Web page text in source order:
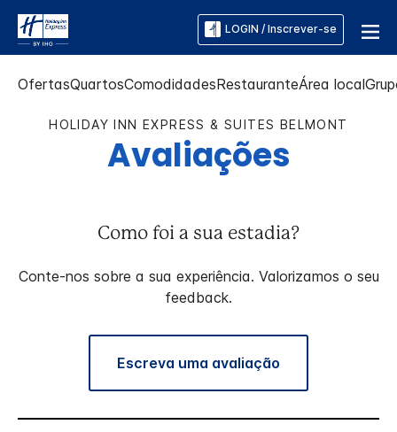
LOGIN / Inscrever-se
OfertasQuartosComodidadesRestauranteÁrea local
HOLIDAY INN EXPRESS & SUITES BELMONT
Avaliações
Como foi a sua estadia?
Conte-nos sobre a sua experiência. Valorizamos o seu
feedback.
Escreva uma avaliação